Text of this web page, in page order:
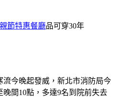
節特惠餐廳品可穿30年
流今晚起發威，新北市消防局今
間10點，多達9名到院前失去